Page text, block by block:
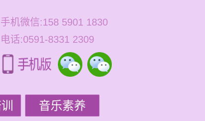
手机微信:158 5901 1830
电话:0591-8331 2309
音乐素养